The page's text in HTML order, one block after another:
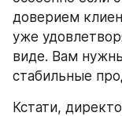
доверием
уже
виде. Вам
стабильные
Кстати,